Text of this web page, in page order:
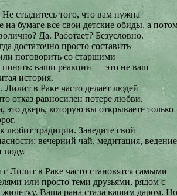
стыдитесь того, что вам нужна
на бумаге все свои детские обиды, а
Да. Работает? Безусловно.
достаточно просто составить
поговорить со старшими
понять: ваши реакции — это не ваш
история.
Лилит в Раке часто делает людей
отказ равносилен потере любви.
дверь, которую вы открываете только
любит традиции. Заведите свой
вечерний чай, медитация, ведение
воду.
Лилит в Раке часто становятся самыми
или просто теми друзьями, рядом с
Ваша рана стала вашим даром. Но